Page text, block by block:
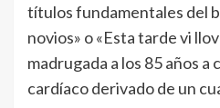
títulos fundamentales del
novios» o «Esta tarde vi
madrugada a los 85 años a
cardíaco derivado de un